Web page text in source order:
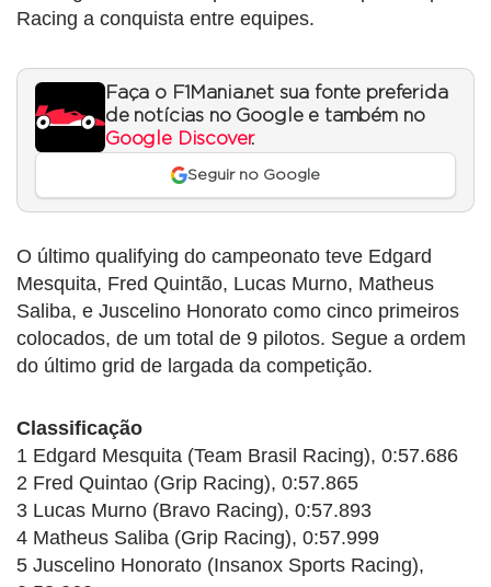
Racing a conquista entre equipes.
Faça o F1Mania.net sua fonte preferida
de notícias no Google e também no
Google Discover.
Seguir no Google
O último qualifying do campeonato teve Edgard
Mesquita, Fred Quintão, Lucas Murno, Matheus
Saliba, e Juscelino Honorato como cinco primeiros
colocados, de um total de 9 pilotos. Segue a ordem
do último grid de largada da competição.
Classificação
1 Edgard Mesquita (Team Brasil Racing), 0:57.686
2 Fred Quintao (Grip Racing), 0:57.865
3 Lucas Murno (Bravo Racing), 0:57.893
4 Matheus Saliba (Grip Racing), 0:57.999
5 Juscelino Honorato (Insanox Sports Racing),